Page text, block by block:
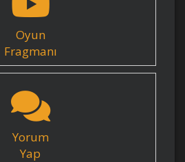
Oyun
Fragmanı
Yorum
Yap